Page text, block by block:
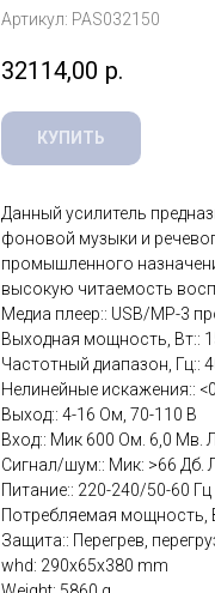
Артикул: PAS032150
32114,00 р.
КУПИТЬ
Данный усилитель
фоновой музыки и
промышленного
высокую читаемость
Медиа плеер:: USB/MP-3
Выходная мощность, Вт::
Частотный диапазон, Гц::
Нелинейные искажения::
Выход:: 4-16 Ом, 70-110 В
Вход:: Мик 600 Ом. 6,0 Мв.
Сигнал/шум:: Мик: >66 Дб.
Питание:: 220-240/50-60
Потребляемая мощность,
Защита:: Перегрев,
whd: 290x65x380 mm